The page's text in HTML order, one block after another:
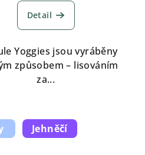
Detail
Yoggies jsou vyráběny
způsobem – lisováním
za...
Jehněčí